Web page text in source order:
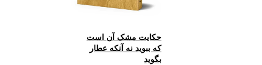
حکایت مشک آن است
که ببوید نه آنکه عطار
بگوید